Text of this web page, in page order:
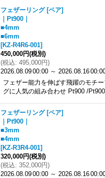
フェザーリング [ペア]
｜Pt900｜
■4mm
■6mm
[KZ-R4R6-001]
450,000円(税別)
(税込: 495,000円)
2026.08.0900:00 ～ 2026.08.16
フェザー能力を伸ばす飛躍のモチ
グに人気の組み合わせ Pt900 /
フェザーリング [ペア]
｜Pt900｜
■3mm
■4mm
[KZ-R3R4-001]
320,000円(税別)
(税込: 352,000円)
2026.08.0900:00 ～ 2026.08.16